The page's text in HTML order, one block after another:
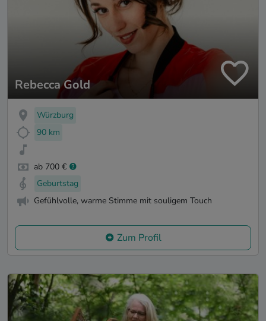
Rebecca Gold
Würzburg
90 km
ab 700 €
Geburtstag
Gefühlvolle, warme Stimme mit souligem Touch
Zum Profil